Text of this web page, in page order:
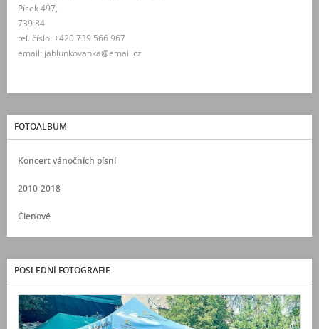
Písek 497,
739 84
tel. číslo: +420 739 566 967
email: jablunkovanka@email.cz
FOTOALBUM
Koncert vánočních písní
2010-2018
Členové
POSLEDNÍ FOTOGRAFIE